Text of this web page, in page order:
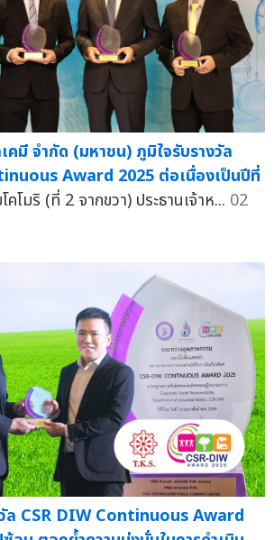
คมี จำกัด (มหาชน) ภูมิใจรับรางวัล
Award 2025 ต่อเนื่องเป็นปีที่
โมริ (ที่ 2 จากขวา) ประธานเจ้าห... 02
ล CSR DIW Continuous Award